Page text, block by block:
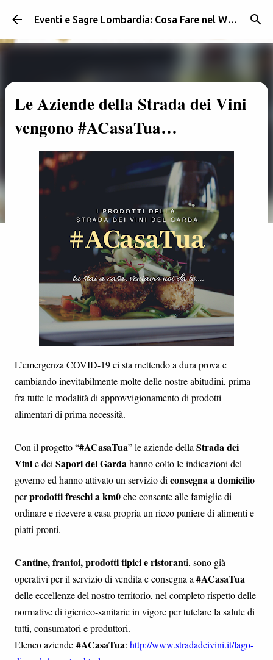
Passa ai contenuti principali Eventi e Sagre Lombardia: Cosa Fare nel Weekend | Weekendidea
Le Aziende della Strada dei Vini
vengono #ACasaTua…
L’emergenza COVID-19 ci sta mettendo a dura prova e
cambiando inevitabilmente molte delle nostre abitudini, prima
fra tutte le modalità di approvvigionamento di prodotti
alimentari di prima necessità.
Con il progetto “#ACasaTua” le aziende della Strada dei
Vinie dei Sapori del Gardahanno colto le indicazioni del
governo ed hanno attivato un servizio di consegna a domicilio
perprodotti freschi a km0che consente alle famiglie di
ordinare e ricevere a casa propria un ricco paniere di alimenti e
piatti pronti.
Cantine, frantoi, prodotti tipici e ristoranti, sono già
operativi per il servizio di vendita e consegna a #ACasaTua
delle eccellenze del nostro territorio, nel completo rispetto delle
normative di igienico-sanitarie in vigore per tutelare la salute di
tutti, consumatori e produttori.
Elenco aziende #ACasaTua: http://www.stradadeivini.it/lago-